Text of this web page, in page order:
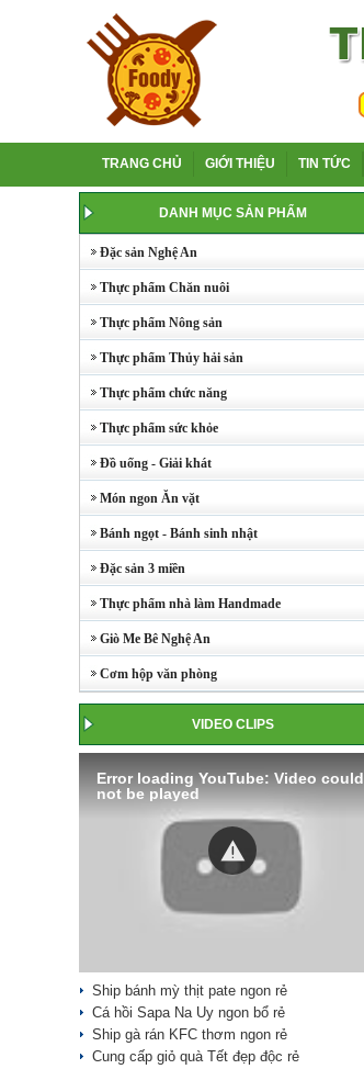
TRANG CHỦ GIỚI THIỆU TIN TỨC
DANH MỤC SẢN PHẨM
Đặc sản Nghệ An
Thực phẩm Chăn nuôi
Thực phẩm Nông sản
Thực phẩm Thủy hải sản
Thực phẩm chức năng
Thực phẩm sức khỏe
Đồ uống - Giải khát
Món ngon Ăn vặt
Bánh ngọt - Bánh sinh nhật
Đặc sản 3 miền
Thực phẩm nhà làm Handmade
Giò Me Bê Nghệ An
Cơm hộp văn phòng
VIDEO CLIPS
Error loading YouTube: Video could
not be played
Ship bánh mỳ thịt pate ngon rẻ
Cá hồi Sapa Na Uy ngon bổ rẻ
Ship gà rán KFC thơm ngon rẻ
Cung cấp giỏ quà Tết đẹp độc rẻ